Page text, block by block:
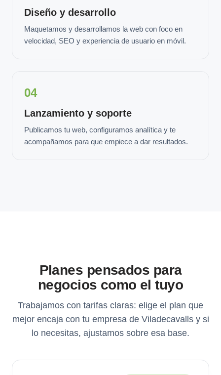
Diseño y desarrollo
Maquetamos y desarrollamos la web con foco en
velocidad, SEO y experiencia de usuario en móvil.
04
Lanzamiento y soporte
Publicamos tu web, configuramos analítica y te
acompañamos para que empiece a dar resultados.
Planes pensados para
negocios como el tuyo
Trabajamos con tarifas claras: elige el plan que
mejor encaja con tu empresa de Viladecavalls y si
lo necesitas, ajustamos sobre esa base.